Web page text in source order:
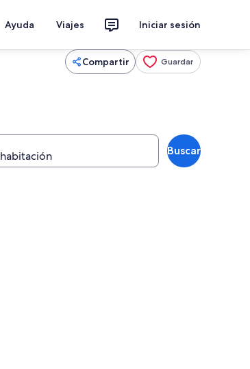
Ayuda Viajes Iniciar sesión
Compartir Guardar
Buscar